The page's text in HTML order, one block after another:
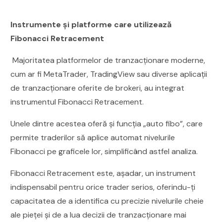
Instrumente și platforme care utilizează
Fibonacci Retracement
Majoritatea platformelor de tranzacționare moderne,
cum ar fi MetaTrader, TradingView sau diverse aplicații
de tranzacționare oferite de brokeri, au integrat
instrumentul Fibonacci Retracement.
Unele dintre acestea oferă și funcția „auto fibo”, care
permite traderilor să aplice automat nivelurile
Fibonacci pe graficele lor, simplificând astfel analiza.
Fibonacci Retracement este, așadar, un instrument
indispensabil pentru orice trader serios, oferindu-ți
capacitatea de a identifica cu precizie nivelurile cheie
ale pieței și de a lua decizii de tranzacționare mai